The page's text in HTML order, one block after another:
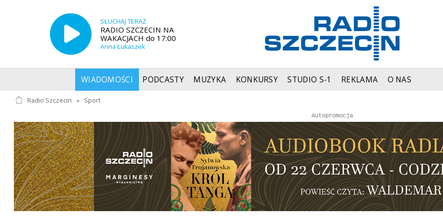
SŁUCHAJ TERAZ
RADIO SZCZECIN NA
WAKACJACH do 17:00
Anna Łukaszek
WIADOMOŚCI PODCASTY MUZYKA KONKURSY STUDIO S-1 REKLAMA O NAS
Radio Szczecin » Sport
Autopromocja
Reklama
Autopromocja